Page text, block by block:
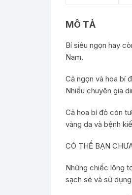
MÔ TẢ
Bí siêu ngọn hay
Nam.
Cả ngọn và hoa bí
Nhiều chuyên gia
Cả hoa bí đỏ còn
vàng da và bệnh
CÓ THỂ BẠN
Những chiếc lông
sạch sẽ và sử